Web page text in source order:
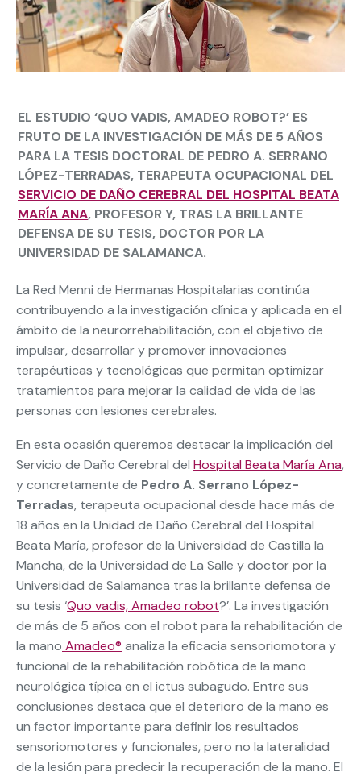
EL ESTUDIO ‘QUO VADIS, AMADEO ROBOT?’ ES
FRUTO DE LA INVESTIGACIÓN DE MÁS DE 5 AÑOS
PARA LA TESIS DOCTORAL DE PEDRO A. SERRANO
LÓPEZ-TERRADAS, TERAPEUTA OCUPACIONAL DEL
SERVICIO DE DAÑO CEREBRAL DEL HOSPITAL BEATA
MARÍA ANA, PROFESOR Y, TRAS LA BRILLANTE
DEFENSA DE SU TESIS, DOCTOR POR LA
UNIVERSIDAD DE SALAMANCA.
La Red Menni de Hermanas Hospitalarias continúa
contribuyendo a la investigación clínica y aplicada en el
ámbito de la neurorrehabilitación, con el objetivo de
impulsar, desarrollar y promover innovaciones
terapéuticas y tecnológicas que permitan optimizar
tratamientos para mejorar la calidad de vida de las
personas con lesiones cerebrales.
En esta ocasión queremos destacar la implicación del
Servicio de Daño Cerebral del Hospital Beata María Ana,
y concretamente de Pedro A. Serrano López-
Terradas, terapeuta ocupacional desde hace más de
18 años en la Unidad de Daño Cerebral del Hospital
Beata María, profesor de la Universidad de Castilla la
Mancha, de la Universidad de La Salle y doctor por la
Universidad de Salamanca tras la brillante defensa de
su tesis ‘Quo vadis, Amadeo robot?’. La investigación
de más de 5 años con el robot para la rehabilitación de
la mano Amadeo® analiza la eficacia sensoriomotora y
funcional de la rehabilitación robótica de la mano
neurológica típica en el ictus subagudo. Entre sus
conclusiones destaca que el deterioro de la mano es
un factor importante para definir los resultados
sensoriomotores y funcionales, pero no la lateralidad
de la lesión para predecir la recuperación de la mano. El